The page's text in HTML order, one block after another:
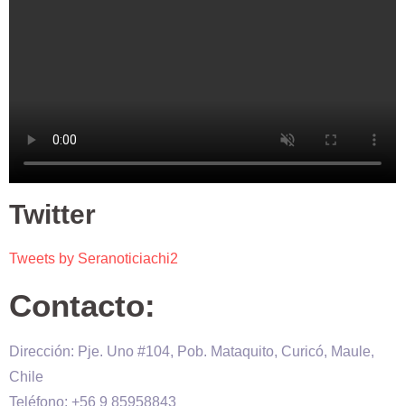
Twitter
Tweets by Seranoticiachi2
Contacto:
Dirección: Pje. Uno #104, Pob. Mataquito, Curicó, Maule,
Chile
Teléfono: +56 9 85958843